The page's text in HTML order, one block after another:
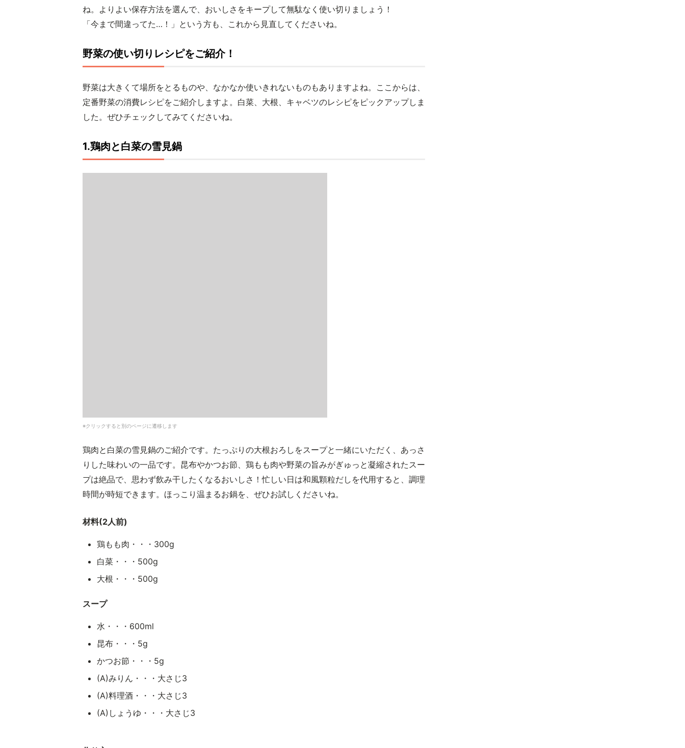
ね。よりよい保存方法を選んで、おいしさをキープして無駄なく使い切りましょう！
「今まで間違ってた…！」という方も、これから見直してくださいね。
野菜の使い切りレシピをご紹介！
野菜は大きくて場所をとるものや、なかなか使いきれないものもありますよね。ここからは、
定番野菜の消費レシピをご紹介しますよ。白菜、大根、キャベツのレシピをピックアップしま
した。ぜひチェックしてみてくださいね。
1.鶏肉と白菜の雪見鍋
※クリックすると別のページに遷移します
鶏肉と白菜の雪見鍋のご紹介です。たっぷりの大根おろしをスープと一緒にいただく、あっさ
りした味わいの一品です。昆布やかつお節、鶏もも肉や野菜の旨みがぎゅっと凝縮されたスー
プは絶品で、思わず飲み干したくなるおいしさ！忙しい日は和風顆粒だしを代用すると、調理
時間が時短できます。ほっこり温まるお鍋を、ぜひお試しくださいね。
材料(2人前)
鶏もも肉・・・300g
白菜・・・500g
大根・・・500g
スープ
水・・・600ml
昆布・・・5g
かつお節・・・5g
(A)みりん・・・大さじ3
(A)料理酒・・・大さじ3
(A)しょうゆ・・・大さじ3